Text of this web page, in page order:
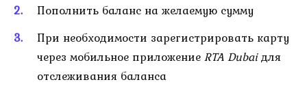
Пополнить баланс на желаемую сумму
При необходимости зарегистрировать карту
через мобильное приложениеRTA Dubaiдля
отслеживания баланса